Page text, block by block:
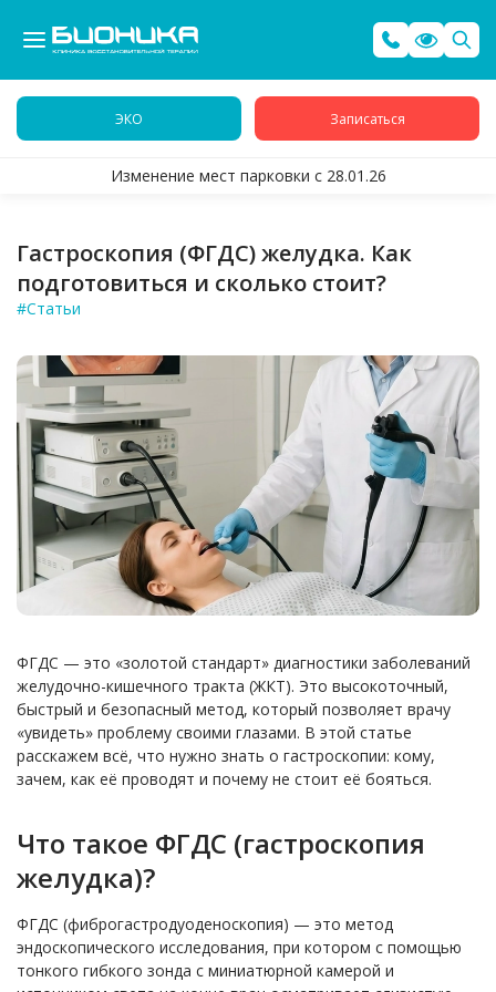
ЭКО Записаться
Изменение мест парковки с 28.01.26
Гастроскопия (ФГДС) желудка. Как
подготовиться и сколько стоит?
#Статьи
ФГДС — это «золотой стандарт» диагностики заболеваний
желудочно-кишечного тракта (ЖКТ). Это высокоточный,
быстрый и безопасный метод, который позволяет врачу
«увидеть» проблему своими глазами. В этой статье
расскажем всё, что нужно знать о гастроскопии: кому,
зачем, как её проводят и почему не стоит её бояться.
Что такое ФГДС (гастроскопия
желудка)?
ФГДС (фиброгастродуоденоскопия) — это метод
эндоскопического исследования, при котором с помощью
тонкого гибкого зонда с миниатюрной камерой и